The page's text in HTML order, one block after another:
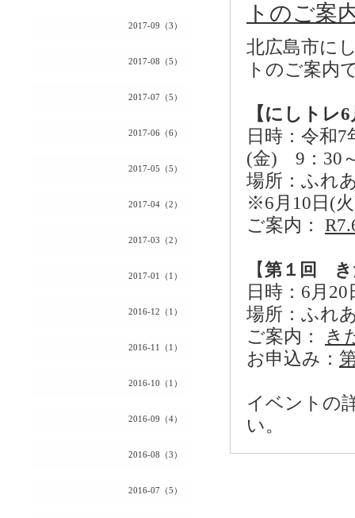
2017-09（3）
2017-08（5）
2017-07（5）
2017-06（6）
2017-05（5）
2017-04（2）
2017-03（2）
2017-01（1）
2016-12（1）
2016-11（1）
2016-10（1）
2016-09（4）
2016-08（3）
2016-07（5）
トのご案
北広島市に
トのご案内
【にしトレ
日時：令和
(金) 9：30
場所：ふれ
※6月10日(
ご案内：
【第１回 き
日時：6月
場所：ふれ
ご案内：
き
お申込み：
イベントの
い。